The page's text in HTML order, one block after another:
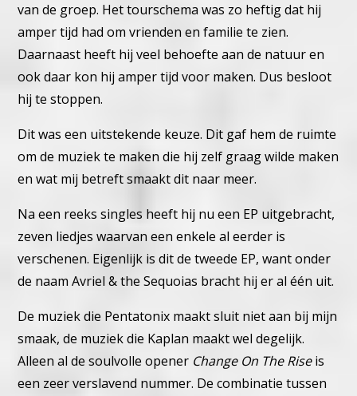
van de groep. Het tourschema was zo heftig dat hij
amper tijd had om vrienden en familie te zien.
Daarnaast heeft hij veel behoefte aan de natuur en
ook daar kon hij amper tijd voor maken. Dus besloot
hij te stoppen.
Dit was een uitstekende keuze. Dit gaf hem de ruimte
om de muziek te maken die hij zelf graag wilde maken
en wat mij betreft smaakt dit naar meer.
Na een reeks singles heeft hij nu een EP uitgebracht,
zeven liedjes waarvan een enkele al eerder is
verschenen. Eigenlijk is dit de tweede EP, want onder
de naam Avriel & the Sequoias bracht hij er al één uit.
De muziek die Pentatonix maakt sluit niet aan bij mijn
smaak, de muziek die Kaplan maakt wel degelijk.
Alleen al de soulvolle opener Change On The Riseis
een zeer verslavend nummer. De combinatie tussen